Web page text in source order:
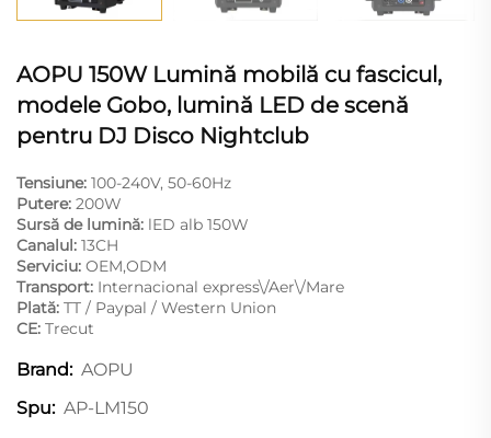
AOPU 150W Lumină mobilă cu fascicul,
modele Gobo, lumină LED de scenă
pentru DJ Disco Nightclub
Tensiune: 100-240V, 50-60Hz
Putere: 200W
Sursă de lumină: lED alb 150W
Canalul: 13CH
Serviciu: OEM,ODM
Transport: Internacional express\/Aer\/Mare
Plată: TT / Paypal / Western Union
CE: Trecut
Brand: AOPU
Spu: AP-LM150